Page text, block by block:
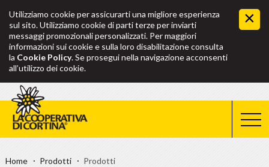
Utilizziamo cookie per assicurarti una migliore esperienza
sul sito. Utilizziamo cookie di parti terze per inviarti
messaggi promozionali personalizzati. Per maggiori
informazioni sui cookie e sulla loro disabilitazione consulta
la Cookie Policy. Se prosegui nella navigazione acconsenti
all’utilizzo dei cookie.
Home Prodotti Prodotti